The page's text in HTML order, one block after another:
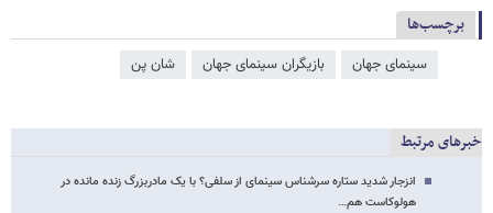
برچسب‌ها
سینمای جهان بازیگران سینمای جهان شان پن
خبرهای مرتبط
انزجار شدید ستاره سرشناس سینمای از سلفی؟ با یک مادربزرگ زنده مانده در
هولوکاست هم…